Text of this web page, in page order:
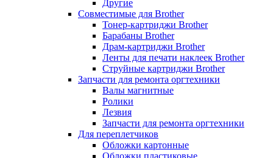
Другие
Совместимые для Brother
Тонер-картриджи Brother
Барабаны Brother
Драм-картриджи Brother
Ленты для печати наклеек Brother
Струйные картриджи Brother
Запчасти для ремонта оргтехники
Валы магнитные
Ролики
Лезвия
Запчасти для ремонта оргтехники
Для переплетчиков
Обложки картонные
Обложки пластиковые